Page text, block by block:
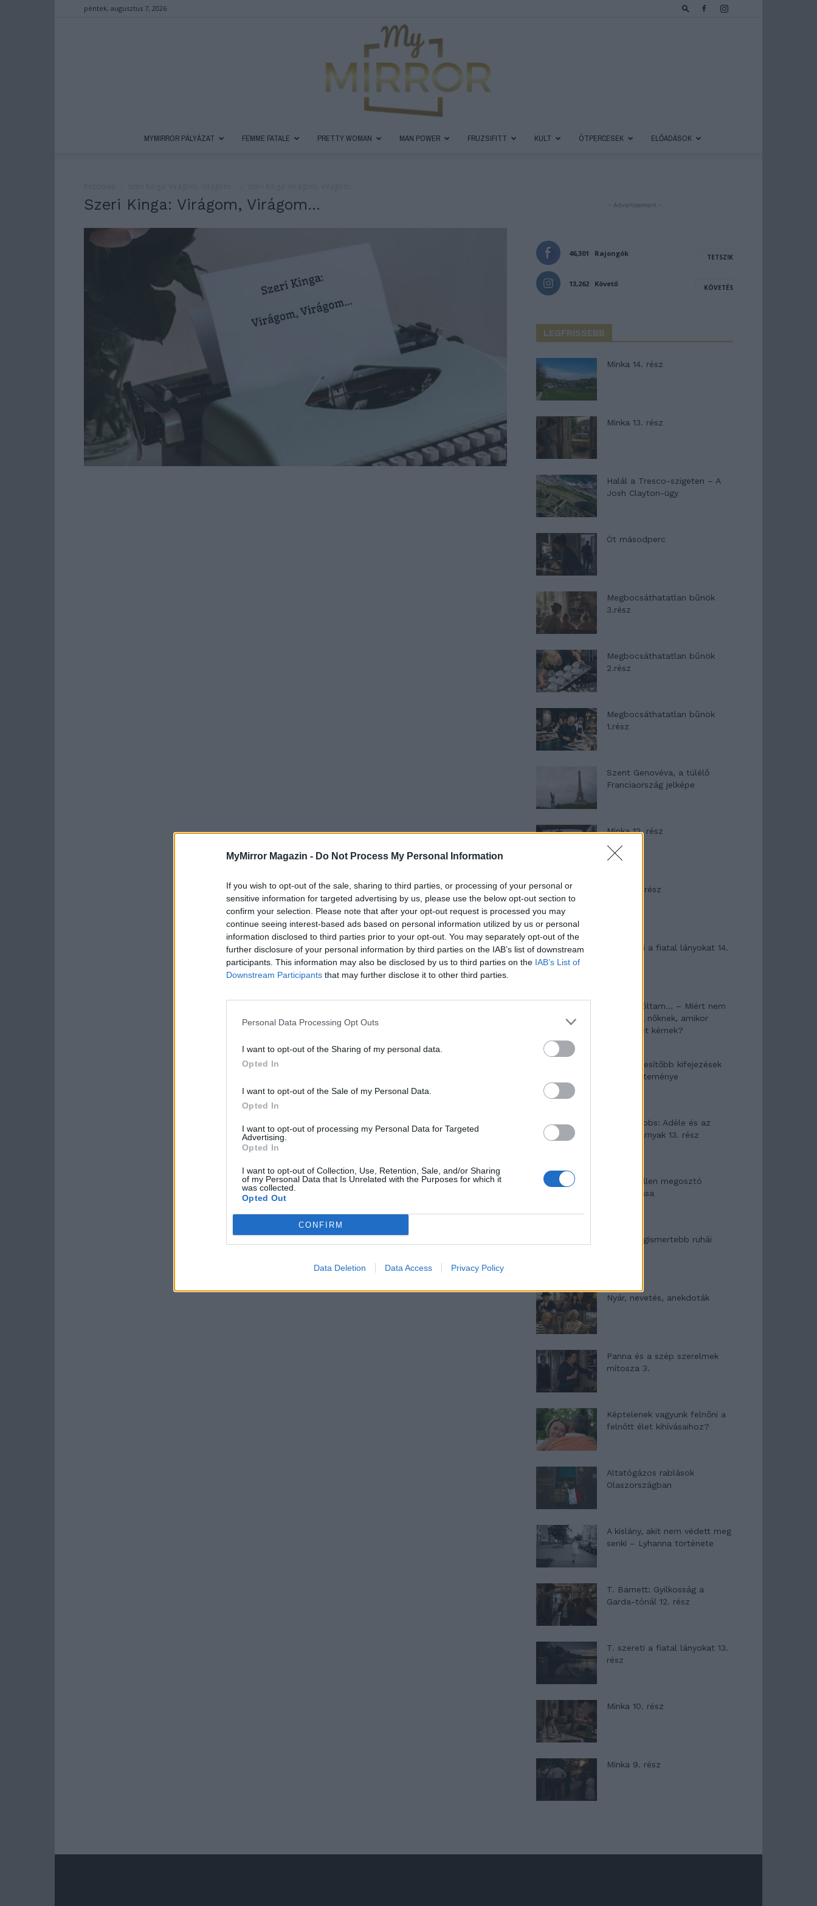
MyMirror Magazin - Do Not Process My Personal Information
If you wish to opt-out of the sale, sharing to third parties, or processing of your personal or
sensitive information for targeted advertising by us, please use the below opt-out section to
confirm your selection. Please note that after your opt-out request is processed you may
continue seeing interest-based ads based on personal information utilized by us or personal
information disclosed to third parties prior to your opt-out. You may separately opt-out of the
further disclosure of your personal information by third parties on the IAB’s list of downstream
participants. This information may also be disclosed by us to third parties on the IAB’s List of
Downstream Participants that may further disclose it to other third parties.
Personal Data Processing Opt Outs
I want to opt-out of the Sharing of my personal data.
Opted In
I want to opt-out of the Sale of my Personal Data.
Opted In
I want to opt-out of processing my Personal Data for Targeted
Advertising.
Opted In
I want to opt-out of Collection, Use, Retention, Sale, and/or Sharing
of my Personal Data that Is Unrelated with the Purposes for which it
was collected.
Opted Out
CONFIRM
Data Deletion Data Access Privacy Policy
péntek, augusztus 7, 2026
MYMIRROR PÁLYÁZAT FEMME FATALE PRETTY WOMAN MAN POWER FRUZSIFITT KULT ÖTPERCESEK ELŐADÁSOK
Szeri Kinga: Virágom, Virágom… - Advertisement -
46,301 Rajongók TETSZIK
13,262 Követő KÖVETÉS
LEGFRISSEBB
Minka 14. rész
Minka 13. rész
Halál a Tresco-szigeten – A
Josh Clayton-ügy
Öt másodperc
Megbocsáthatatlan bűnök
3.rész
Megbocsáthatatlan bűnök
2.rész
Megbocsáthatatlan bűnök
1.rész
Szent Genovéva, a túlélő
Franciaország jelképe
Minka 12. rész
Minka 11. rész
T. szereti a fiatal lányokat 14.
Pedig szóltam… – Miért nem
hiszünk a nőknek, amikor
segítséget kérnek?
A legidegesítőbb kifejezések
laza gyűjteménye
Elyna Robbs: Adéle és az
örökölt árnyak 13. rész
Woody Allen megosztó
zsenialitása
A világ legismertebb ruhái
Nyár, nevetés, anekdoták
Panna és a szép szerelmek
mítosza 3.
Képtelenek vagyunk felnőni a
felnőtt élet kihívásaihoz?
Altatógázos rablások
Olaszországban
A kislány, akit nem védett meg
senki – Lyhanna története
T. Barnett: Gyilkosság a
Garda-tónál 12. rész
T. szereti a fiatal lányokat 13.
rész
Minka 10. rész
Minka 9. rész